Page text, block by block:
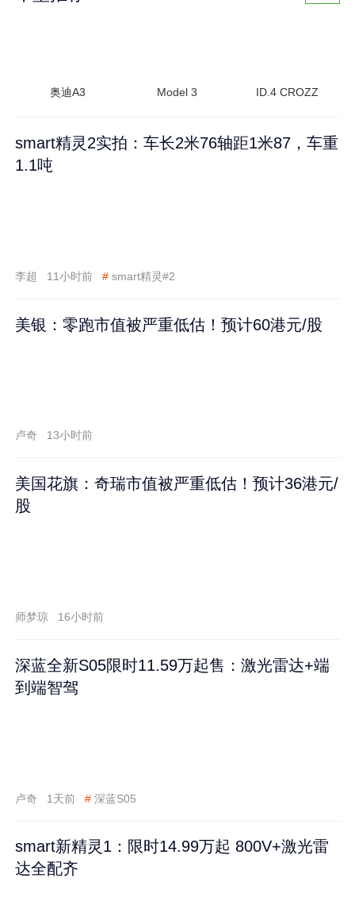
奥迪A3 Model 3 ID.4 CROZZ
smart精灵2实拍：车长2米76轴距1米87，车重
1.1吨
李超 11小时前 # smart精灵#2
美银：零跑市值被严重低估！预计60港元/股
卢奇 13小时前
美国花旗：奇瑞市值被严重低估！预计36港元/
股
师梦琼 16小时前
深蓝全新S05限时11.59万起售：激光雷达+端
到端智驾
卢奇 1天前 # 深蓝S05
smart新精灵1：限时14.99万起 800V+激光雷
达全配齐